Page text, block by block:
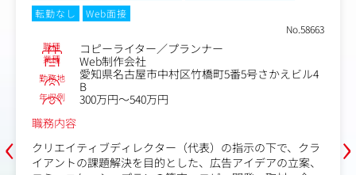
‹
転勤なし
Web面接
No.58663
職種 コピーライター／プランナー
業種 Web制作会社
勤務地
愛知県名古屋市中村区竹橋町5番5号さかえビル4
B
年収例
300万円～540万円
職務内容
クリエイティブディレクター（代表）の指示の下で、クラ
イアントの課題解決を目的とした、広告アイデアの立案、
›